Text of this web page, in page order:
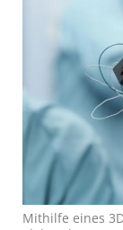
Mithilfe eines